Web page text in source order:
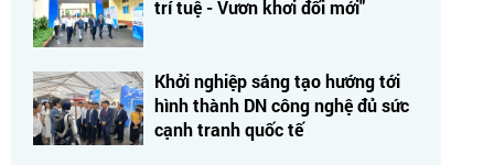
trí tuệ - Vươn khơi đổi mới"
Khởi nghiệp sáng tạo hướng tới
hình thành DN công nghệ đủ sức
cạnh tranh quốc tế